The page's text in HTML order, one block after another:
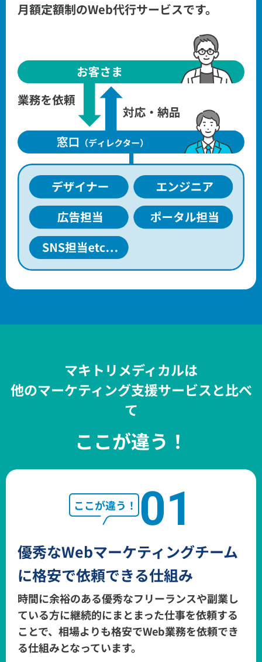
月額定額制のWeb代行サービスです。
マキトリメディカルは
他のマーケティング支援サービスと比べ
て
ここが違う！
01
優秀なWebマーケティングチーム
に格安で依頼できる仕組み
時間に余裕のある優秀なフリーランスや副業し
ている方に継続的にまとまった仕事を依頼する
ことで、相場よりも格安でWeb業務を依頼でき
る仕組みとなっています。